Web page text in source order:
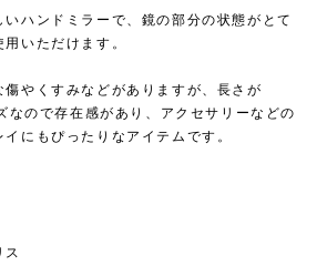
ハンドミラーで、鏡の部分の状態がとて
いただけます。
傷やくすみなどがありますが、長さが
なので存在感があり、アクセサリーなどの
にもぴったりなアイテムです。